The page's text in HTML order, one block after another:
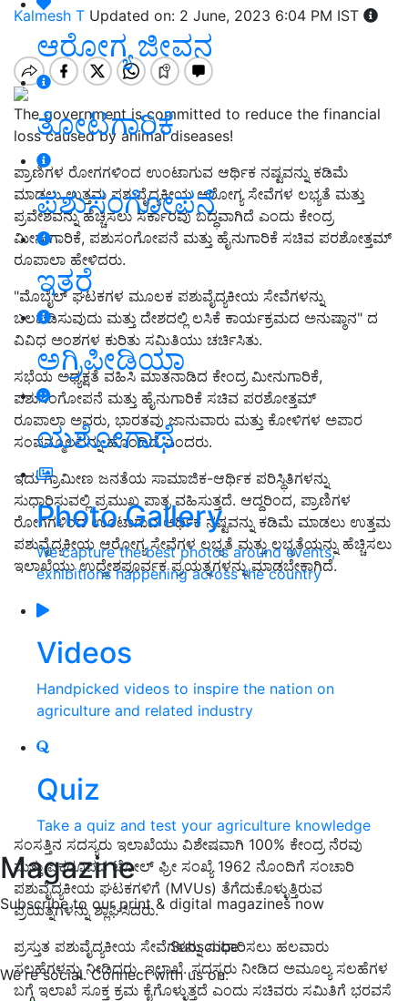
ಆರೋಗ್ಯ ಜೀವನ
ತೋಟಗಾರಿಕೆ
ಪಶುಸಂಗೋಪನೆ
ಇತರೆ
ಅಗ್ರಿಪೀಡಿಯಾ
ಯಶೋಗಾಥೆ
Photo Gallery
We capture the best photos around events,
exhibitions happening across the country
Videos
Handpicked videos to inspire the nation on
agriculture and related industry
Quiz
Take a quiz and test your agriculture knowledge
Magazine
Subscribe to our print & digital magazines now
Subscribe
We're social. Connect with us on:
Kalmesh T Updated on: 2 June, 2023 6:04 PM IST
The government is committed to reduce the financial
loss caused by animal diseases!
ಪ್ರಾಣಿಗಳ ರೋಗಗಳಿಂದ ಉಂಟಾಗುವ ಆರ್ಥಿಕ ನಷ್ಟವನ್ನು ಕಡಿಮೆ
ಮಾಡಲು ಉತ್ತಮ ಪಶುವೈದ್ಯಕೀಯ ಆರೋಗ್ಯ ಸೇವೆಗಳ ಲಭ್ಯತೆ ಮತ್ತು
ಪ್ರವೇಶವನ್ನು ಹೆಚ್ಚಿಸಲು ಸರ್ಕಾರವು ಬದ್ಧವಾಗಿದೆ ಎಂದು ಕೇಂದ್ರ
ಮೀನುಗಾರಿಕೆ, ಪಶುಸಂಗೋಪನೆ ಮತ್ತು ಹೈನುಗಾರಿಕೆ ಸಚಿವ ಪರಶೋತ್ತಮ್
ರೂಪಾಲಾ ಹೇಳಿದರು.
"ಮೊಬೈಲ್ ಘಟಕಗಳ ಮೂಲಕ ಪಶುವೈದ್ಯಕೀಯ ಸೇವೆಗಳನ್ನು
ಬಲಪಡಿಸುವುದು ಮತ್ತು ದೇಶದಲ್ಲಿ ಲಸಿಕೆ ಕಾರ್ಯಕ್ರಮದ ಅನುಷ್ಠಾನ" ದ
ವಿವಿಧ ಅಂಶಗಳ ಕುರಿತು ಸಮಿತಿಯು ಚರ್ಚಿಸಿತು.
ಸಭೆಯ ಅಧ್ಯಕ್ಷತೆ ವಹಿಸಿ ಮಾತನಾಡಿದ ಕೇಂದ್ರ ಮೀನುಗಾರಿಕೆ,
ಪಶುಸಂಗೋಪನೆ ಮತ್ತು ಹೈನುಗಾರಿಕೆ ಸಚಿವ ಪರಶೋತ್ತಮ್
ರೂಪಾಲಾ ಅವರು, ಭಾರತವು ಜಾನುವಾರು ಮತ್ತು ಕೋಳಿಗಳ ಅಪಾರ
ಸಂಪನ್ಮೂಲವನ್ನು ಹೊಂದಿದೆ ಎಂದರು.
ಇದು ಗ್ರಾಮೀಣ ಜನತೆಯ ಸಾಮಾಜಿಕ-ಆರ್ಥಿಕ ಪರಿಸ್ಥಿತಿಗಳನ್ನು
ಸುಧಾರಿಸುವಲ್ಲಿ ಪ್ರಮುಖ ಪಾತ್ರ ವಹಿಸುತ್ತದೆ. ಆದ್ದರಿಂದ, ಪ್ರಾಣಿಗಳ
ರೋಗಗಳಿಂದ ಉಂಟಾಗುವ ಆರ್ಥಿಕ ನಷ್ಟವನ್ನು ಕಡಿಮೆ ಮಾಡಲು ಉತ್ತಮ
ಪಶುವೈದ್ಯಕೀಯ ಆರೋಗ್ಯ ಸೇವೆಗಳ ಲಭ್ಯತೆ ಮತ್ತು ಲಭ್ಯತೆಯನ್ನು ಹೆಚ್ಚಿಸಲು
ಇಲಾಖೆಯು ಉದ್ದೇಶಪೂರ್ವಕ ಪ್ರಯತ್ನಗಳನ್ನು ಮಾಡಬೇಕಾಗಿದೆ.
ಸಂಸತ್ತಿನ ಸದಸ್ಯರು ಇಲಾಖೆಯು ವಿಶೇಷವಾಗಿ 100% ಕೇಂದ್ರ ನೆರವು
ಮತ್ತು ಏಕರೂಪದ ಟೋಲ್ ಫ್ರೀ ಸಂಖ್ಯೆ 1962 ನೊಂದಿಗೆ ಸಂಚಾರಿ
ಪಶುವೈದ್ಯಕೀಯ ಘಟಕಗಳಿಗೆ (MVUs) ತೆಗೆದುಕೊಳ್ಳುತ್ತಿರುವ
ಪ್ರಯತ್ನಗಳನ್ನು ಶ್ಲಾಘಿಸಿದರು.
ಪ್ರಸ್ತುತ ಪಶುವೈದ್ಯಕೀಯ ಸೇವೆಗಳನ್ನು ಸುಧಾರಿಸಲು ಹಲವಾರು
ಸಲಹೆಗಳನ್ನು ನೀಡಿದರು. ಇಲಾಖೆ. ಸದಸ್ಯರು ನೀಡಿದ ಅಮೂಲ್ಯ ಸಲಹೆಗಳ
ಬಗ್ಗೆ ಇಲಾಖೆ ಸೂಕ್ತ ಕ್ರಮ ಕೈಗೊಳ್ಳುತ್ತದೆ ಎಂದು ಸಚಿವರು ಸಮಿತಿಗೆ ಭರವಸೆ